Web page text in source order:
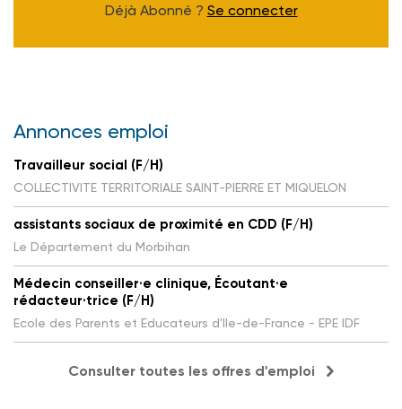
Déjà Abonné ? Se connecter
Annonces emploi
Travailleur social (F/H)
COLLECTIVITE TERRITORIALE SAINT-PIERRE ET MIQUELON
assistants sociaux de proximité en CDD (F/H)
Le Département du Morbihan
Médecin conseiller·e clinique, Écoutant·e
rédacteur·trice (F/H)
Ecole des Parents et Educateurs d'Ile-de-France - EPE IDF
Consulter toutes les offres d'emploi